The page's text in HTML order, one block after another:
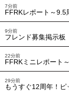
7分前
FFRKレポート～9.5
9分前
フレンド募集掲示板
22分前
FFRKミニレポート
29分前
もうすぐ12周年！